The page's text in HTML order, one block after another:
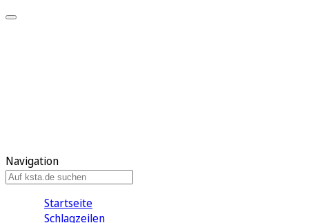
Navigation
Startseite
Schlagzeilen